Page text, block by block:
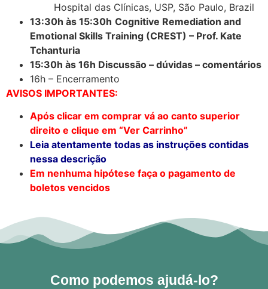
Hospital das Clínicas, USP, São Paulo, Brazil
13:30h às 15:30h Cognitive Remediation and
Emotional Skills Training (CREST) – Prof. Kate
Tchanturia
15:30h às 16h Discussão – dúvidas – comentários
16h – Encerramento
AVISOS IMPORTANTES:
Após clicar em comprar vá ao canto superior
direito e clique em “Ver Carrinho”
Leia atentamente todas as instruções contidas
nessa descrição
Em nenhuma hipótese faça o pagamento de
boletos vencidos
Como podemos ajudá-lo?